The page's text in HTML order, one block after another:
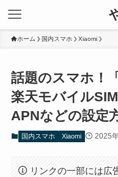
ホーム 国内スマホ Xiaomi
話題のスマホ！
楽天モバイル
APNなどの設定
国内スマホ Xiaomi 2025
リンクの一部には広